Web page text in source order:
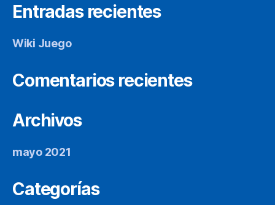
Entradas recientes
Wiki Juego
Comentarios recientes
Archivos
mayo 2021
Categorías